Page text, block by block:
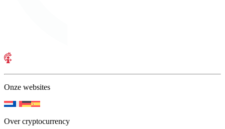
Onze websites
Over cryptocurrency